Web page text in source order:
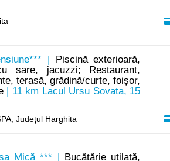
|
Piscină exterioară,
sare, jacuzzi; Restaurant,
terasă, grădină/curte, foișor,
| 11 km Lacul Ursu Sovata, 15
Județul Harghita
Mică *** |
Bucătărie utilată,